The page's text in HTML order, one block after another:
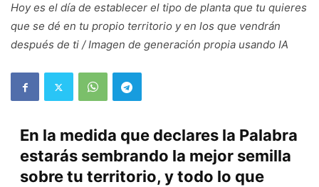
Hoy es el día de establecer el tipo de planta que tu quieres
que se dé en tu propio territorio y en los que vendrán
después de ti / Imagen de generación propia usando IA
En la medida que declares la Palabra
estarás sembrando la mejor semilla
sobre tu territorio, y todo lo que